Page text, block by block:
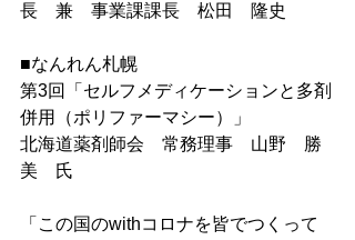
長　兼　事業課課長　松田　隆史
■なんれん札幌
第3回「セルフメディケーションと多剤
併用（ポリファーマシー）」
北海道薬剤師会　常務理事　山野　勝
美　氏
「この国のwithコロナを皆でつくって